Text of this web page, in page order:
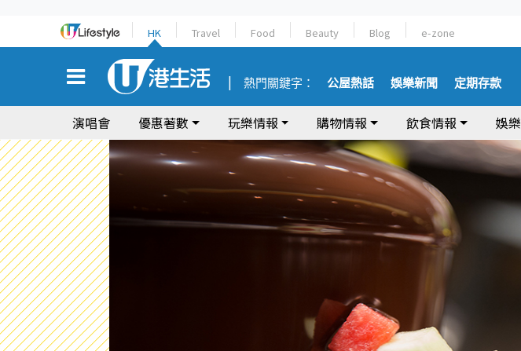
HK Travel Food Beauty Blog e-zone
熱門關鍵字： 公屋熱話 娛樂新聞 定期存款
演唱會 優惠著數 玩樂情報 購物情報 飲食情報 娛樂